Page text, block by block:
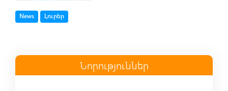
TagNews TagԼուրեր
Նորություններ